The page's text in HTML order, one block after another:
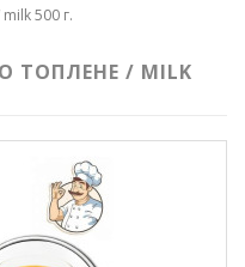
500 г.
/ MILK